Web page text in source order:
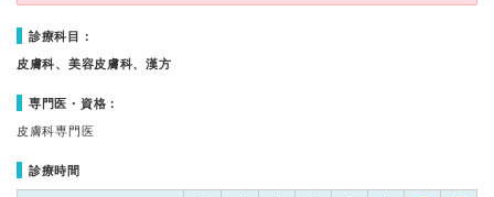
診療科目：
皮膚科、美容皮膚科、漢方
専門医・資格：
皮膚科専門医
診療時間